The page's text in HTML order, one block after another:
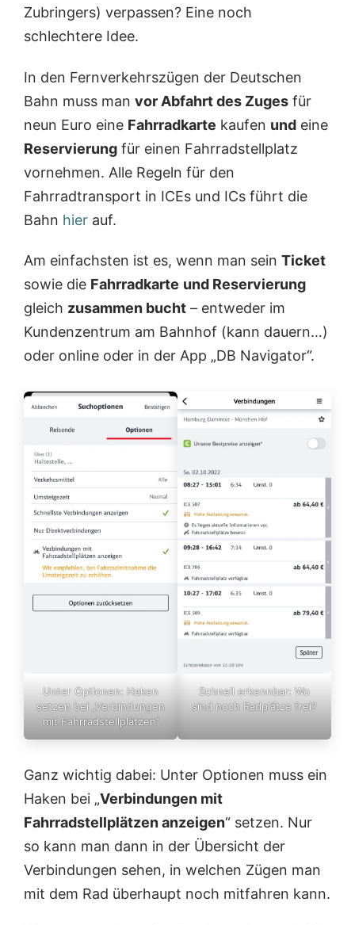
Zubringers) verpassen? Eine noch
schlechtere Idee.
In den Fernverkehrszügen der Deutschen
Bahn muss man vor Abfahrt des Zuges für
neun Euro eine Fahrradkarte kaufen und eine
Reservierung für einen Fahrradstellplatz
vornehmen. Alle Regeln für den
Fahrradtransport in ICEs und ICs führt die
Bahn hier auf.
Am einfachsten ist es, wenn man sein Ticket
sowie die Fahrradkarte und Reservierung
gleich zusammen bucht – entweder im
Kundenzentrum am Bahnhof (kann dauern…)
oder online oder in der App „DB Navigator“.
Unter Optionen: Haken
setzen bei „Verbindungen
mit Fahrradstellplätzen“
Schnell erkennbar: Wo
sind noch Radplätze frei?
Ganz wichtig dabei: Unter Optionen muss ein
Haken bei „Verbindungen mit
Fahrradstellplätzen anzeigen“ setzen. Nur
so kann man dann in der Übersicht der
Verbindungen sehen, in welchen Zügen man
mit dem Rad überhaupt noch mitfahren kann.